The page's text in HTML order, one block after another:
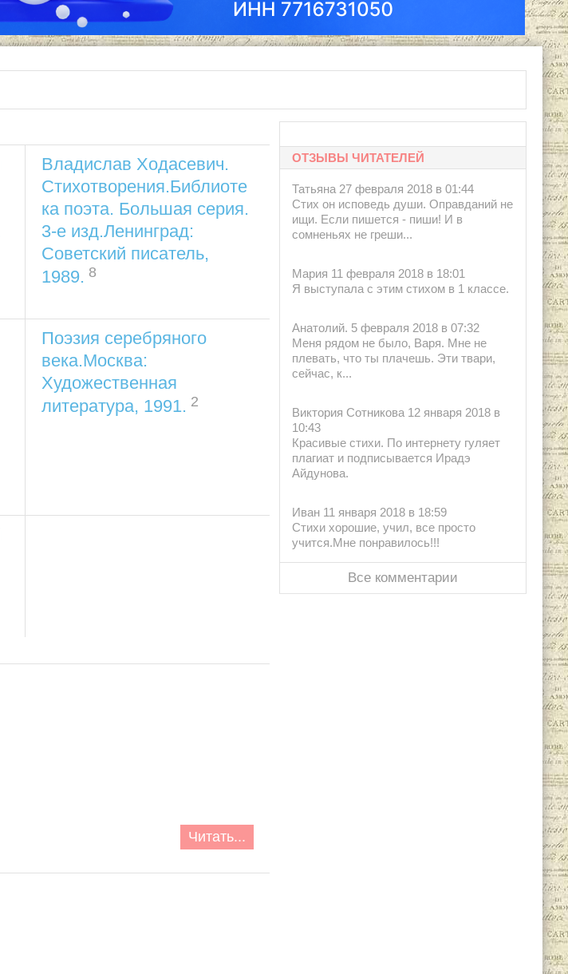
Владислав Ходасевич.
Стихотворения.Библиоте
ка поэта. Большая серия.
3-е изд.Ленинград:
Советский писатель,
1989. 8
Поэзия серебряного
века.Москва:
Художественная
литература, 1991. 2
Читать...
ОТЗЫВЫ ЧИТАТЕЛЕЙ
Татьяна 27 февраля 2018 в 01:44
Стих он исповедь души. Оправданий не
ищи. Если пишется - пиши! И в
сомненьях не греши...
Мария 11 февраля 2018 в 18:01
Я выступала с этим стихом в 1 классе.
Анатолий. 5 февраля 2018 в 07:32
Меня рядом не было, Варя. Мне не
плевать, что ты плачешь. Эти твари,
сейчас, к...
Виктория Сотникова 12 января 2018 в
10:43
Красивые стихи. По интернету гуляет
плагиат и подписывается Ирадэ
Айдунова.
Иван 11 января 2018 в 18:59
Стихи хорошие, учил, все просто
учится.Мне понравилось!!!
Все комментарии